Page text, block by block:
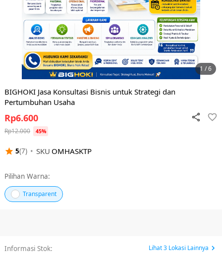
1 / 6
BIGHOKI Jasa Konsultasi Bisnis untuk Strategi dan
Pertumbuhan Usaha
5(7) • SKU OMHASKTP
Rp6.600
Rp12.000 45%
Pilihan Warna:
Transparent
Informasi Stok:
Lihat3 Lokasi Lainnya